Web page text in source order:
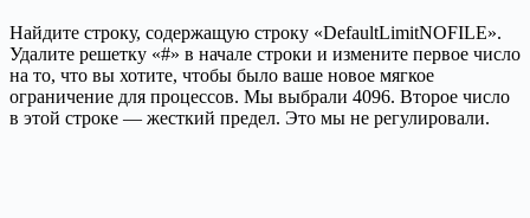
Найдите строку, содержащую строку «DefaultLimitNOFILE».
Удалите решетку «#» в начале строки и измените первое число
на то, что вы хотите, чтобы было ваше новое мягкое
ограничение для процессов. Мы выбрали 4096. Второе число
в этой строке — жесткий предел. Это мы не регулировали.